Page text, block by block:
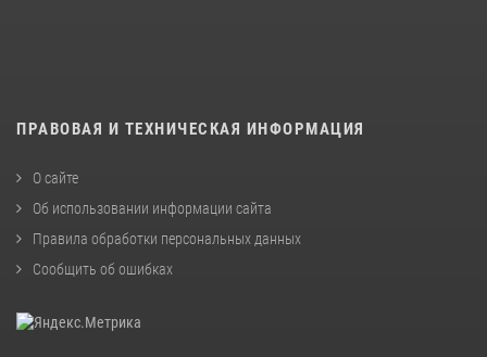
ПРАВОВАЯ И ТЕХНИЧЕСКАЯ ИНФОРМАЦИЯ
О сайте
Об использовании информации сайта
Правила обработки персональных данных
Сообщить об ошибках